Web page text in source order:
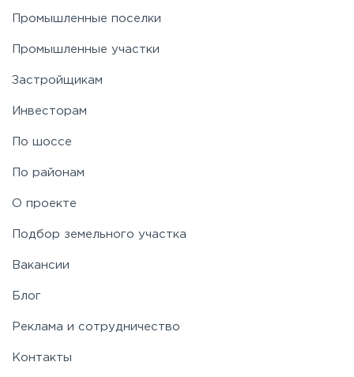
Промышленные поселки
Промышленные участки
Застройщикам
Инвесторам
По шоссе
По районам
О проекте
Подбор земельного участка
Вакансии
Блог
Реклама и сотрудничество
Контакты